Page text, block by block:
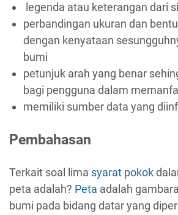
legenda atau keterangan dari
perbandingan ukuran dan
dengan kenyataan
bumi
petunjuk arah yang benar
bagi pengguna dalam
memiliki sumber data yang
Pembahasan
Terkait soal lima syarat pokok
peta adalah? Peta adalah
bumi pada bidang datar yang